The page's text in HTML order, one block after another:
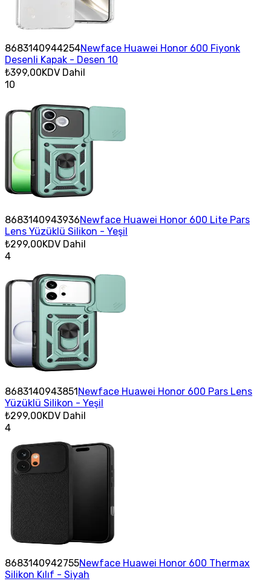
8683140944254Newface Huawei Honor 600 Fiyonk
Desenli Kapak - Desen 10
₺399,00KDV Dahil
10
8683140943936Newface Huawei Honor 600 Lite Pars
Lens Yüzüklü Silikon - Yeşil
₺299,00KDV Dahil
4
8683140943851Newface Huawei Honor 600 Pars Lens
Yüzüklü Silikon - Yeşil
₺299,00KDV Dahil
4
8683140942755Newface Huawei Honor 600 Thermax
Silikon Kılıf - Siyah